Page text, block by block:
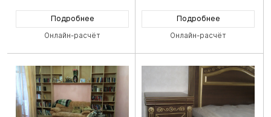
Подробнее
Онлайн-расчёт
Подробнее
Онлайн-расчёт